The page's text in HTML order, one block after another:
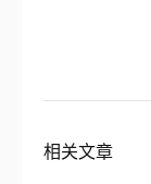
相关文章